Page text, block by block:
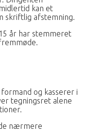
kan et
skriftlig afstemning.
år har stemmeret
og kasserer i
tegningsret alene
nærmere